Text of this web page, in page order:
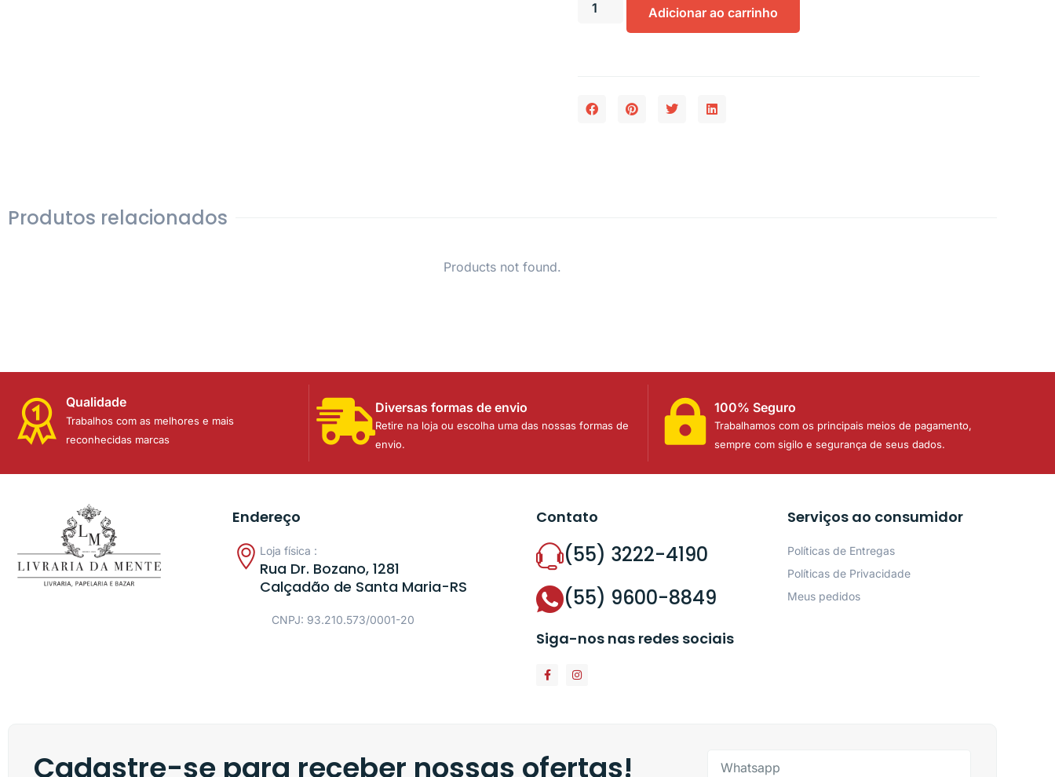
Adicionar ao carrinho
Produtos relacionados
Products not found.
Qualidade
Trabalhos com as melhores e mais
reconhecidas marcas
Diversas formas de envio
Retire na loja ou escolha uma das nossas formas de
envio.
100% Seguro
Trabalhamos com os principais meios de pagamento,
sempre com sigilo e segurança de seus dados.
Endereço
Loja física :
Rua Dr. Bozano, 1281
Calçadão de Santa Maria-RS
CNPJ: 93.210.573/0001-20
Contato
(55) 3222-4190
(55) 9600-8849
Siga-nos nas redes sociais
Serviços ao consumidor
Políticas de Entregas
Políticas de Privacidade
Meus pedidos
Cadastre-se para receber nossas ofertas!